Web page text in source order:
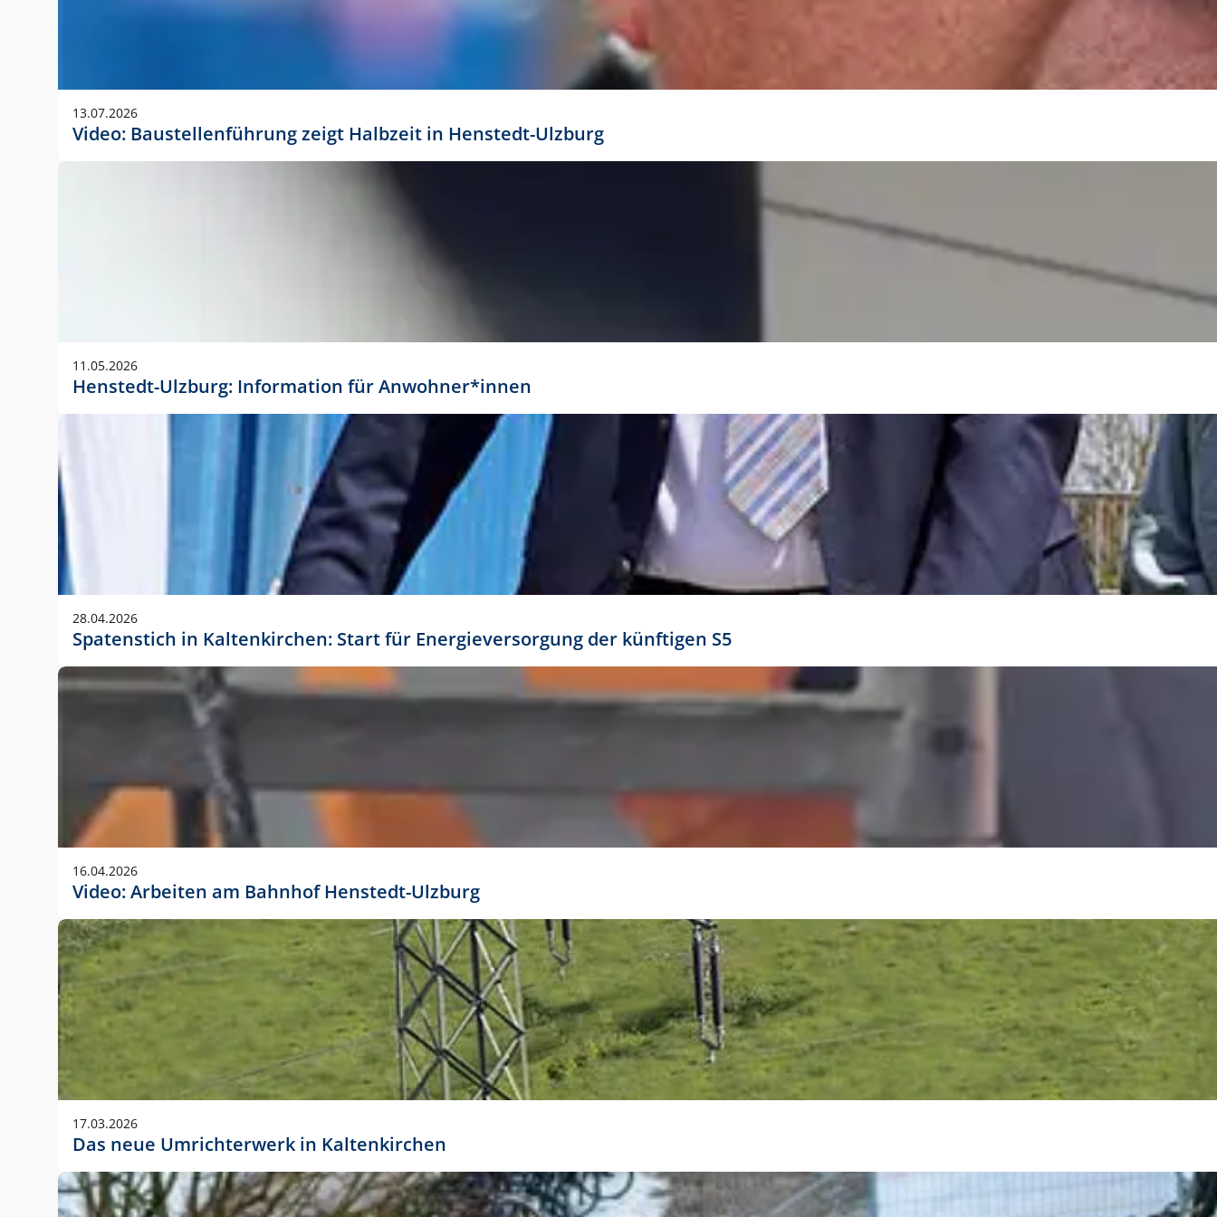
Anwendungsgröße im Layout:
Die Logohöhe beträgt 4 – 10 % der jeweiligen Formathöhe. Daraus ergeben sich für gängige Formate
folgende fest definierte Anwendungsgrößen im Layout:
DIN A3 – 15 mm hoch (5 %)
DIN A1 – 39 mm hoch (5 %)
DIN lang – 10 mm hoch (5 %)
1080 x 1080 px – 78 px hoch (7 %)
In Ausnahmefällen darf das Logo jedoch auch größer oder kleiner gesetzt werden. Dazu bedarf es jedoch
stets der vorherigen Absprache mit der Marketingabteilung.
13.07.2026
Video: Baustellenführung zeigt Halbzeit in Henstedt-Ulzburg
11.05.2026
Henstedt-Ulzburg: Information für Anwohner*innen
28.04.2026
Spatenstich in Kaltenkirchen: Start für Energieversorgung der künftigen S5
16.04.2026
Video: Arbeiten am Bahnhof Henstedt-Ulzburg
17.03.2026
Das neue Umrichterwerk in Kaltenkirchen